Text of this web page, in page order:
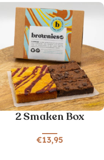
2 Smaken Box
€13,95